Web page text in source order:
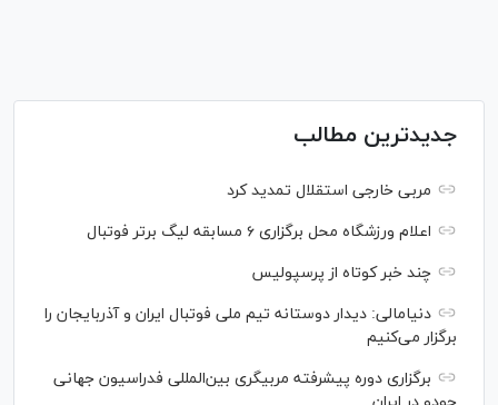
جدیدترین مطالب
مربی خارجی استقلال تمدید کرد
اعلام ورزشگاه محل برگزاری ۶ مسابقه لیگ برتر فوتبال
چند خبر کوتاه از پرسپولیس
دنیامالی: دیدار دوستانه تیم ملی فوتبال ایران و آذربایجان را
برگزار می‌کنیم
برگزاری دوره پیشرفته مربیگری بین‌المللی فدراسیون جهانی